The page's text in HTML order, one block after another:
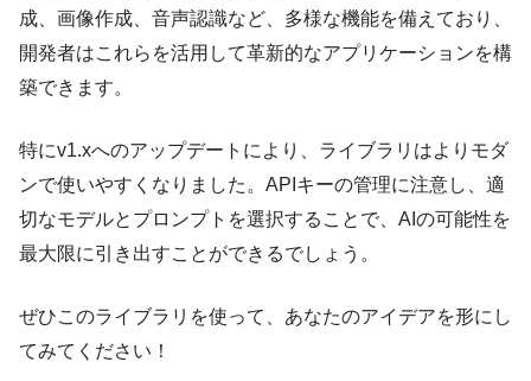
成、画像作成、音声認識など、多様な機能を備えており、
開発者はこれらを活用して革新的なアプリケーションを構
築できます。
特にv1.xへのアップデートにより、ライブラリはよりモダ
ンで使いやすくなりました。APIキーの管理に注意し、適
切なモデルとプロンプトを選択することで、AIの可能性を
最大限に引き出すことができるでしょう。
ぜひこのライブラリを使って、あなたのアイデアを形にし
てみてください！